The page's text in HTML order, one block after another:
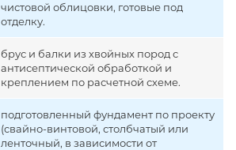
чистовой облицовки, готовые под
отделку.
брус и балки из хвойных пород с
антисептической обработкой и
креплением по расчетной схеме.
подготовленный фундамент по проекту
(свайно-винтовой, столбчатый или
ленточный, в зависимости от